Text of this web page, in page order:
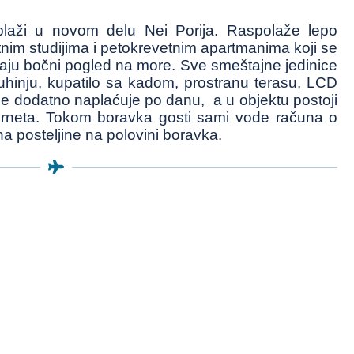
u novom delu Nei Porija. Raspolaže lepo
studijima i petokrevetnim apartmanima koji se
bočni pogled na more. Sve smeštajne jedinice
kupatilo sa kadom, prostranu terasu, LCD
dodatno naplaćuje po danu, a u objektu postoji
Tokom boravka gosti sami vode računa o
posteljine na polovini boravka.